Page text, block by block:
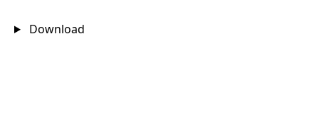
Download